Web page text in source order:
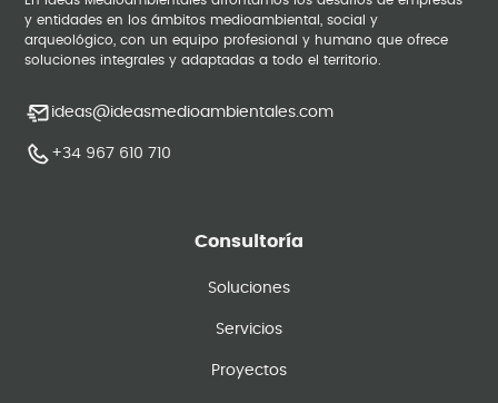
y entidades en los ámbitos medioambiental, social y
arqueológico, con un equipo profesional y humano que ofrece
soluciones integrales y adaptadas a todo el territorio.
ideas@ideasmedioambientales.com
+34 967 610 710
Consultoría
Soluciones
Servicios
Proyectos